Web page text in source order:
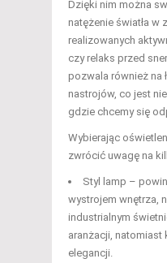
Dzięki nim można
natężenie światła w
realizowanych
czy relaks przed
pozwala również na
nastrojów, co jest
gdzie chcemy się
Wybierając
zwrócić uwagę na
Styl lamp –
wystrojem wnętrza,
industrialnym
aranżacji, natomiast
elegancji.